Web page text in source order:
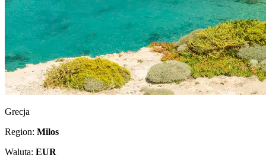
Grecja
Region: Milos
Waluta: EUR